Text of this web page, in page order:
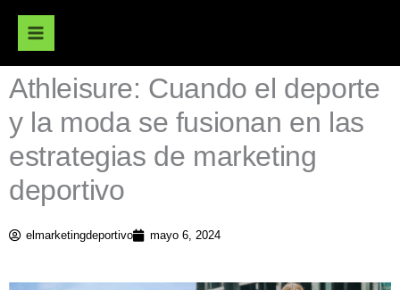
contenido
Athleisure: Cuando el deporte
y la moda se fusionan en las
estrategias de marketing
deportivo
elmarketingdeportivo mayo 6, 2024